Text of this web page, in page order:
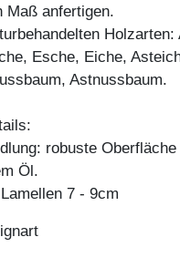
Maß anfertigen.
Holzarten:
Esche, Eiche,
Astnussbaum.
robuste
Öl.
7 - 9cm